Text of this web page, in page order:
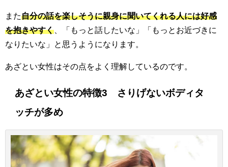
また自分の話を楽しそうに親身に聞いてくれる人には好感
を抱きやすく 、「もっと話したいな」「もっとお近づきに
なりたいな」と思うようになります。
あざとい女性はその点をよく理解しているのです。
あざとい女性の特徴3 さりげないボディタ
ッチが多め